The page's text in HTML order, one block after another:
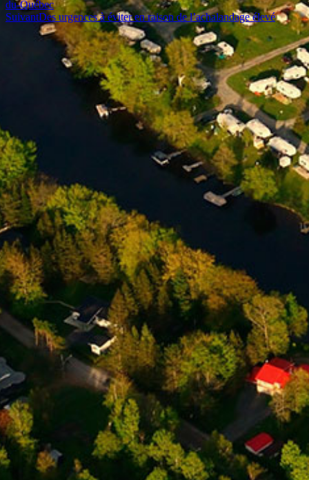
du-Québec
SuivantDes urgences à éviter en raison de l’achalandage élevé